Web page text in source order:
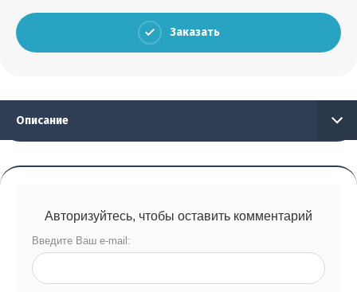
Заказать
Описание
Авторизуйтесь, чтобы оставить комментарий
Введите Ваш e-mail: